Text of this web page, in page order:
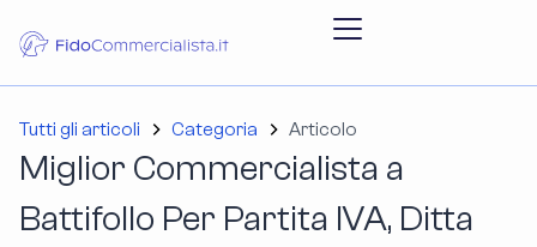
Tutti gli articoli Categoria Articolo
Miglior Commercialista a
Battifollo Per Partita IVA, Ditta